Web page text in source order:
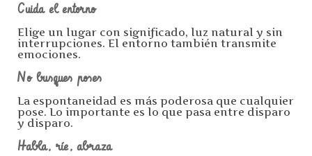
Cuida el entorno
Elige un lugar con significado, luz natural y sin
interrupciones. El entorno también transmite
emociones.
No busques poses
La espontaneidad es más poderosa que cualquier
pose. Lo importante es lo que pasa entre disparo
y disparo.
Habla, ríe, abraza